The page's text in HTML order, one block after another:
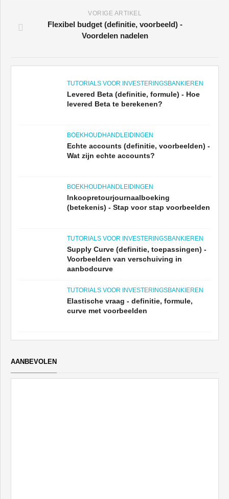
VORIGE ARTIKEL
Flexibel budget (definitie, voorbeeld) -
Voordelen nadelen
TUTORIALS VOOR INVESTERINGSBANKIEREN
Levered Beta (definitie, formule) - Hoe
levered Beta te berekenen?
BOEKHOUDHANDLEIDINGEN
Echte accounts (definitie, voorbeelden) -
Wat zijn echte accounts?
BOEKHOUDHANDLEIDINGEN
Inkoopretourjournaalboeking
(betekenis) - Stap voor stap voorbeelden
TUTORIALS VOOR INVESTERINGSBANKIEREN
Supply Curve (definitie, toepassingen) -
Voorbeelden van verschuiving in
aanbodcurve
TUTORIALS VOOR INVESTERINGSBANKIEREN
Elastische vraag - definitie, formule,
curve met voorbeelden
AANBEVOLEN